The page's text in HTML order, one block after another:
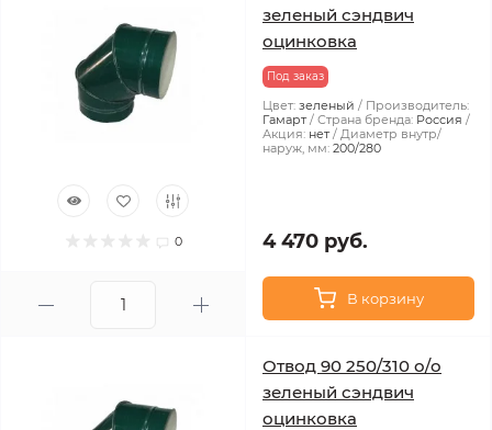
0
зеленый сэндвич
оцинковка
Под заказ
Цвет: зеленый
Производитель:
Гамарт
Страна бренда: Россия
Акция: нет
Диаметр внутр/
наруж, мм: 200/280
4 470 руб.
В корзину
Отвод 90 250/310 о/о
зеленый сэндвич
оцинковка